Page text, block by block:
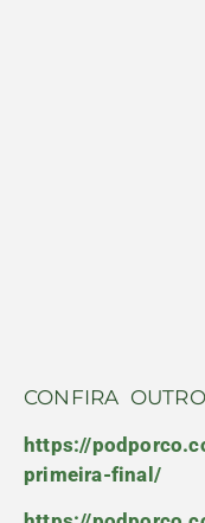
CONFIRA
https://
primeira-final/